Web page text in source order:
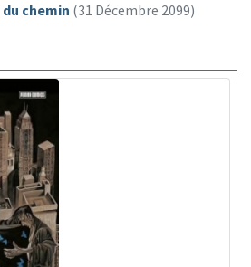
chemin (31 Décembre 2099)